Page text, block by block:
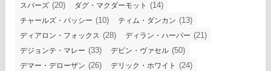
スパーズ (20) ダグ・マクダーモット (14)
チャールズ・バッシー (10) ティム・ダンカン (13)
ディアロン・フォックス (28) ディラン・ハーパー (21)
デジョンテ・マレー (33) デビン・ヴァセル (50)
デマー・デローザン (26) デリック・ホワイト (24)